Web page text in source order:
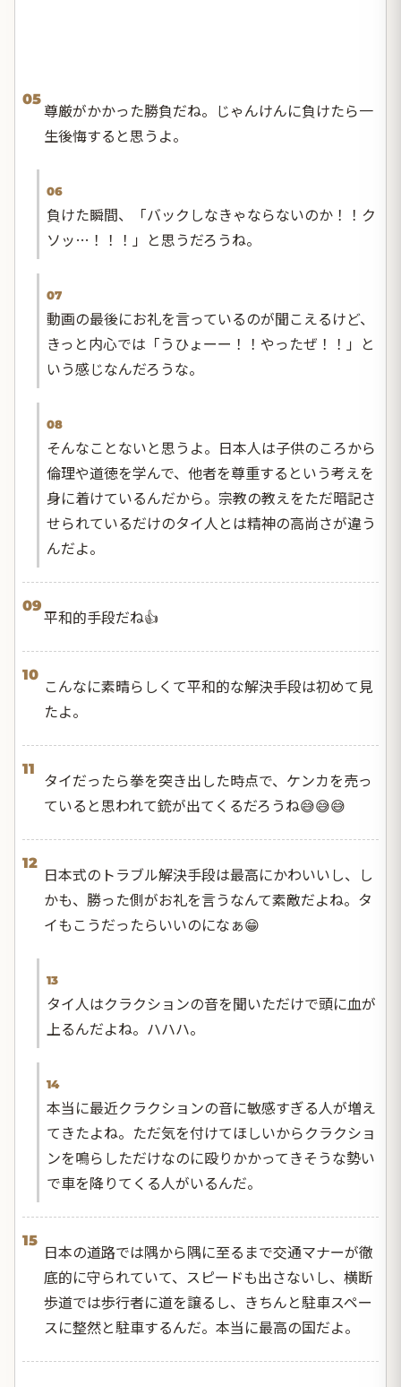
05
尊厳がかかった勝負だね。じゃんけんに負けたら一
生後悔すると思うよ。
06
負けた瞬間、「バックしなきゃならないのか！！ク
ソッ…！！！」と思うだろうね。
07
動画の最後にお礼を言っているのが聞こえるけど、
きっと内心では「うひょーー！！やったぜ！！」と
いう感じなんだろうな。
08
そんなことないと思うよ。日本人は子供のころから
倫理や道徳を学んで、他者を尊重するという考えを
身に着けているんだから。宗教の教えをただ暗記さ
せられているだけのタイ人とは精神の高尚さが違う
んだよ。
09
平和的手段だね👍
10
こんなに素晴らしくて平和的な解決手段は初めて見
たよ。
11
タイだったら拳を突き出した時点で、ケンカを売っ
ていると思われて銃が出てくるだろうね😅😅😅
12
日本式のトラブル解決手段は最高にかわいいし、し
かも、勝った側がお礼を言うなんて素敵だよね。タ
イもこうだったらいいのになぁ😁
13
タイ人はクラクションの音を聞いただけで頭に血が
上るんだよね。ハハハ。
14
本当に最近クラクションの音に敏感すぎる人が増え
てきたよね。ただ気を付けてほしいからクラクショ
ンを鳴らしただけなのに殴りかかってきそうな勢い
で車を降りてくる人がいるんだ。
15
日本の道路では隅から隅に至るまで交通マナーが徹
底的に守られていて、スピードも出さないし、横断
歩道では歩行者に道を譲るし、きちんと駐車スペー
スに整然と駐車するんだ。本当に最高の国だよ。